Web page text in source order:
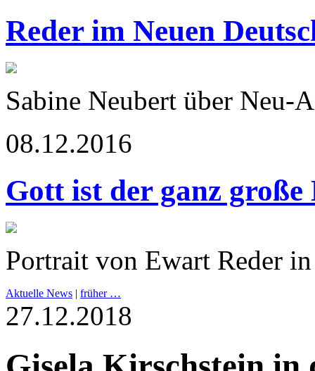
Reder im Neuen
Sabine Neubert über Neu-
08.12.2016
Gott ist der ganz
Portrait von Ewart Reder
Aktuelle News | früher …
27.12.2018